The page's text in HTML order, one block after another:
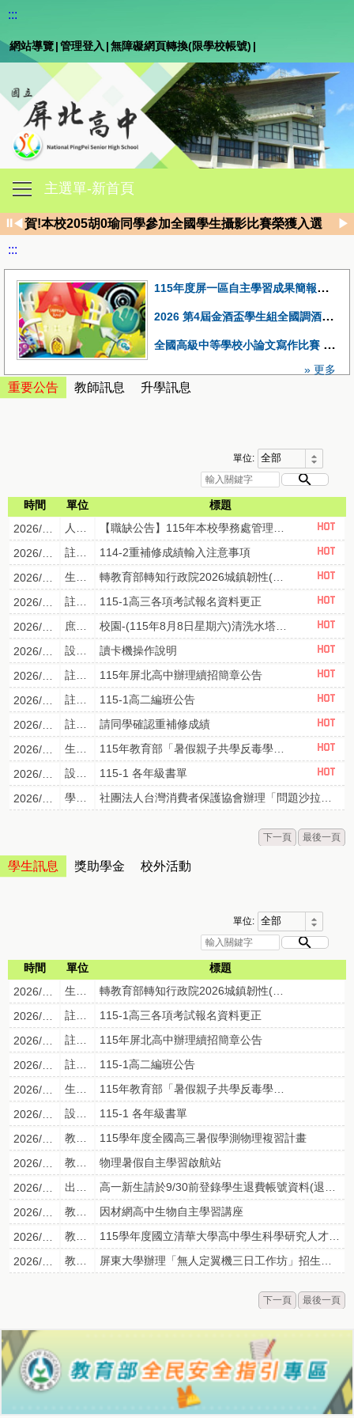
:::
網站導覽|管理登入 |無障礙網頁轉換(限學校帳號) |
主選單-新首頁
⏸◀ 賀!本校205胡0瑜同學參加全國學生攝影比賽榮獲入選
狂賀！115年繁星推薦屏北學子表現優異 錄取率達86% 三
▶
:::
115年度屏一區自主學習成果簡報競賽本校參賽學生獲得分組第一名及佳作5名
2026 第4屆金酒盃學生組全國調酒大賽榮獲佳績
全國高級中等學校小論文寫作比賽 1150313梯次獲獎名單
» 更多
重要公告 教師訊息 升學訊息
單位:
時間 單位
標題
2026/08/06
人事室
【職缺公告】115年本校學務處管理員職務(現缺)外補甄選~
2026/08/06
註冊組
114-2重補修成績輸入注意事項
2026/08/05
生輔組
轉教育部轉知行政院2026城鎮韌性(防空)演習規劃表，請本校教職員工、學生、家長，確實遵守居住所縣市防空演練時間，以提升防空避難知能。
2026/08/04
註冊組
115-1高三各項考試報名資料更正
2026/07/31
庶務組
校園-(115年8月8日星期六)清洗水塔全校停水通知
2026/07/30
設備組
讀卡機操作說明
2026/07/28
註冊組
115年屏北高中辦理續招簡章公告
2026/07/21
註冊組
115-1高二編班公告
2026/07/16
註冊組
請同學確認重補修成績
2026/07/08
生輔組
115年教育部「暑假親子共學反毒學習單」
2026/05/05
設備組
115-1 各年級書單
2026/08/04
學務處 社團法人台灣消費者保護協會辦理「問題沙拉油校園團體訴訟」相關訊息
下一頁 最後一頁
學生訊息 獎助學金 校外活動
單位:
時間 單位
標題
2026/08/05
生輔組
轉教育部轉知行政院2026城鎮韌性(防空)演習規劃表，請本校教職員工、學生、家長，確實遵守居住所縣市防空演練時間，以提升防空避難知能。
2026/08/04
註冊組
115-1高三各項考試報名資料更正
2026/07/28
註冊組
115年屏北高中辦理續招簡章公告
2026/07/21
註冊組
115-1高二編班公告
2026/07/08
生輔組
115年教育部「暑假親子共學反毒學習單」
2026/05/05
設備組
115-1 各年級書單
2026/08/07
教學組
115學年度全國高三暑假學測物理複習計畫
2026/08/06
教學組
物理暑假自主學習啟航站
2026/08/03
出納組
高一新生請於9/30前登錄學生退費帳號資料(退費系統)
2026/08/03
教學組
因材網高中生物自主學習講座
2026/07/31
教學組
115學年度國立清華大學高中學生科學研究人才培育計畫化學組招生考試簡章
2026/07/30
教學組 屏東大學辦理「無人定翼機三日工作坊」招生簡章
下一頁 最後一頁